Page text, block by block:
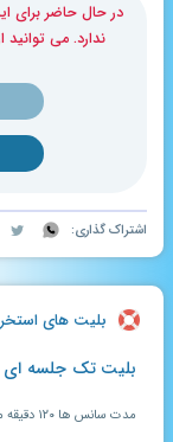
در حال حاضر برای
ندارد. می
اشتراک گذاری:
بلیت های استخر
بلیت تک جلسه ای
مدت سانس ها ۱۲۰ دقیقه می باشد.